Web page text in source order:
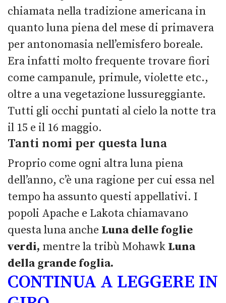
chiamata nella tradizione americana in
quanto luna piena del mese di primavera
per antonomasia nell’emisfero boreale.
Era infatti molto frequente trovare fiori
come campanule, primule, violette etc.,
oltre a una vegetazione lussureggiante.
Tutti gli occhi puntati al cielo la notte tra
il 15 e il 16 maggio.
Tanti nomi per questa luna
Proprio come ogni altra luna piena
dell’anno, c’è una ragione per cui essa nel
tempo ha assunto questi appellativi. I
popoli Apache e Lakota chiamavano
questa luna anche Luna delle foglie
verdi, mentre la tribù Mohawk Luna
della grande foglia.
CONTINUA A LEGGERE IN